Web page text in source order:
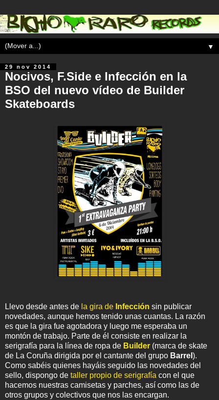
▼
29 nov 2014
Nocivos, F.Side e Infección en la
BSO del nuevo vídeo de Builder
Skateboards
Llevo desde antes de la gira de Infección sin publicar
novedades, aunque hemos tenido unas cuantas. La razón
es que la gira fue agotadora y luego me esperaba un
montón de trabajo. Parte de él consiste en realizar la
serigrafía para la línea de ropa de Builder (marca de skate
de La Coruña dirigida por el cantante del grupo Barrel ).
Como sabéis quienes hayáis seguido las novedades del
sello, dispongo de taller propio de serigrafía con el que
hacemos nuestras camisetas y parches, así como las de
otros grupos y colectivos que nos las encargan.